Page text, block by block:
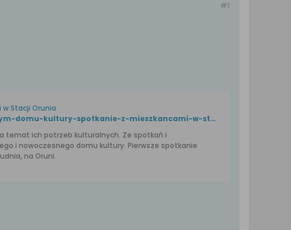
#1
Stacji Orunia
https://www.gdansk.pl/wiadomosci/opowiedz-o-swoim-wymarzonym-domu-kultury-spotkanie-z-mieszkancami-w-stacji-orunia,a,133027
temat ich potrzeb kulturalnych. Ze spotkań i
i nowoczesnego domu kultury. Pierwsze spotkanie
na Oruni.